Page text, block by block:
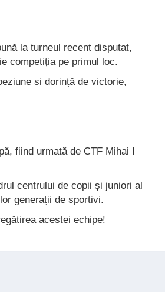
la turneul recent disputat,
competiția pe primul loc.
și dorință de victorie,
fiind urmată de CTF Mihai I
centrului de copii și juniori al
generații de sportivi.
acestei echipe!